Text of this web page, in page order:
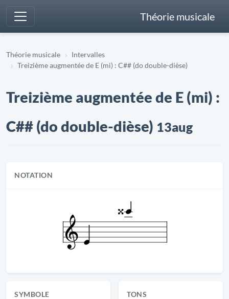
Théorie musicale
Théorie musicale
Intervalles
Treizième augmentée de E (mi) : C## (do double-dièse)
Treizième augmentée de E (mi) :
C## (do double-dièse) 13aug
NOTATION
SYMBOLE TONS